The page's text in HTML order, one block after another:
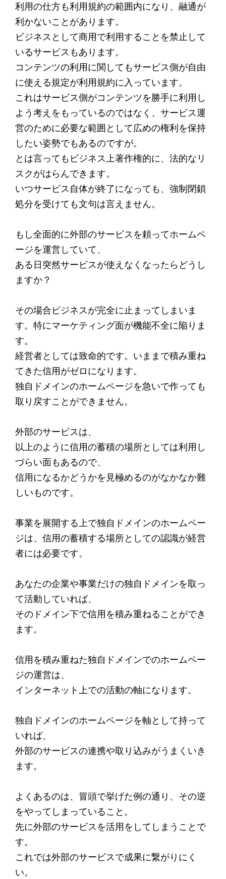
利用の仕方も利用規約の範囲内になり、融通が
利かないことがあります。
ビジネスとして商用で利用することを禁止して
いるサービスもあります。
コンテンツの利用に関してもサービス側が自由
に使える規定が利用規約に入っています。
これはサービス側がコンテンツを勝手に利用し
よう考えをもっているのではなく、サービス運
営のために必要な範囲として広めの権利を保持
したい姿勢でもあるのですが。
とは言ってもビジネス上著作権的に、法的なリ
スクがはらんできます。
いつサービス自体が終了になっても、強制閉鎖
処分を受けても文句は言えません。
もし全面的に外部のサービスを頼ってホームペ
ージを運営していて、
ある日突然サービスが使えなくなったらどうし
ますか？
その場合ビジネスが完全に止まってしまいま
す。特にマーケティング面が機能不全に陥りま
す。
経営者としては致命的です。いままで積み重ね
てきた信用がゼロになります。
独自ドメインのホームページを急いで作っても
取り戻すことができません。
外部のサービスは、
以上のように信用の蓄積の場所としては利用し
づらい面もあるので、
信用になるかどうかを見極めるのがなかなか難
しいものです。
事業を展開する上で独自ドメインのホームペー
ジは、信用の蓄積する場所としての認識が経営
者には必要です。
あなたの企業や事業だけの独自ドメインを取っ
て活動していれば、
そのドメイン下で信用を積み重ねることができ
ます。
信用を積み重ねた独自ドメインでのホームペー
ジの運営は、
インターネット上での活動の軸になります。
独自ドメインのホームページを軸として持って
いれば、
外部のサービスの連携や取り込みがうまくいき
ます。
よくあるのは、冒頭で挙げた例の通り、その逆
をやってしまっていること。
先に外部のサービスを活用をしてしまうことで
す。
これでは外部のサービスで成果に繋がりにく
い。